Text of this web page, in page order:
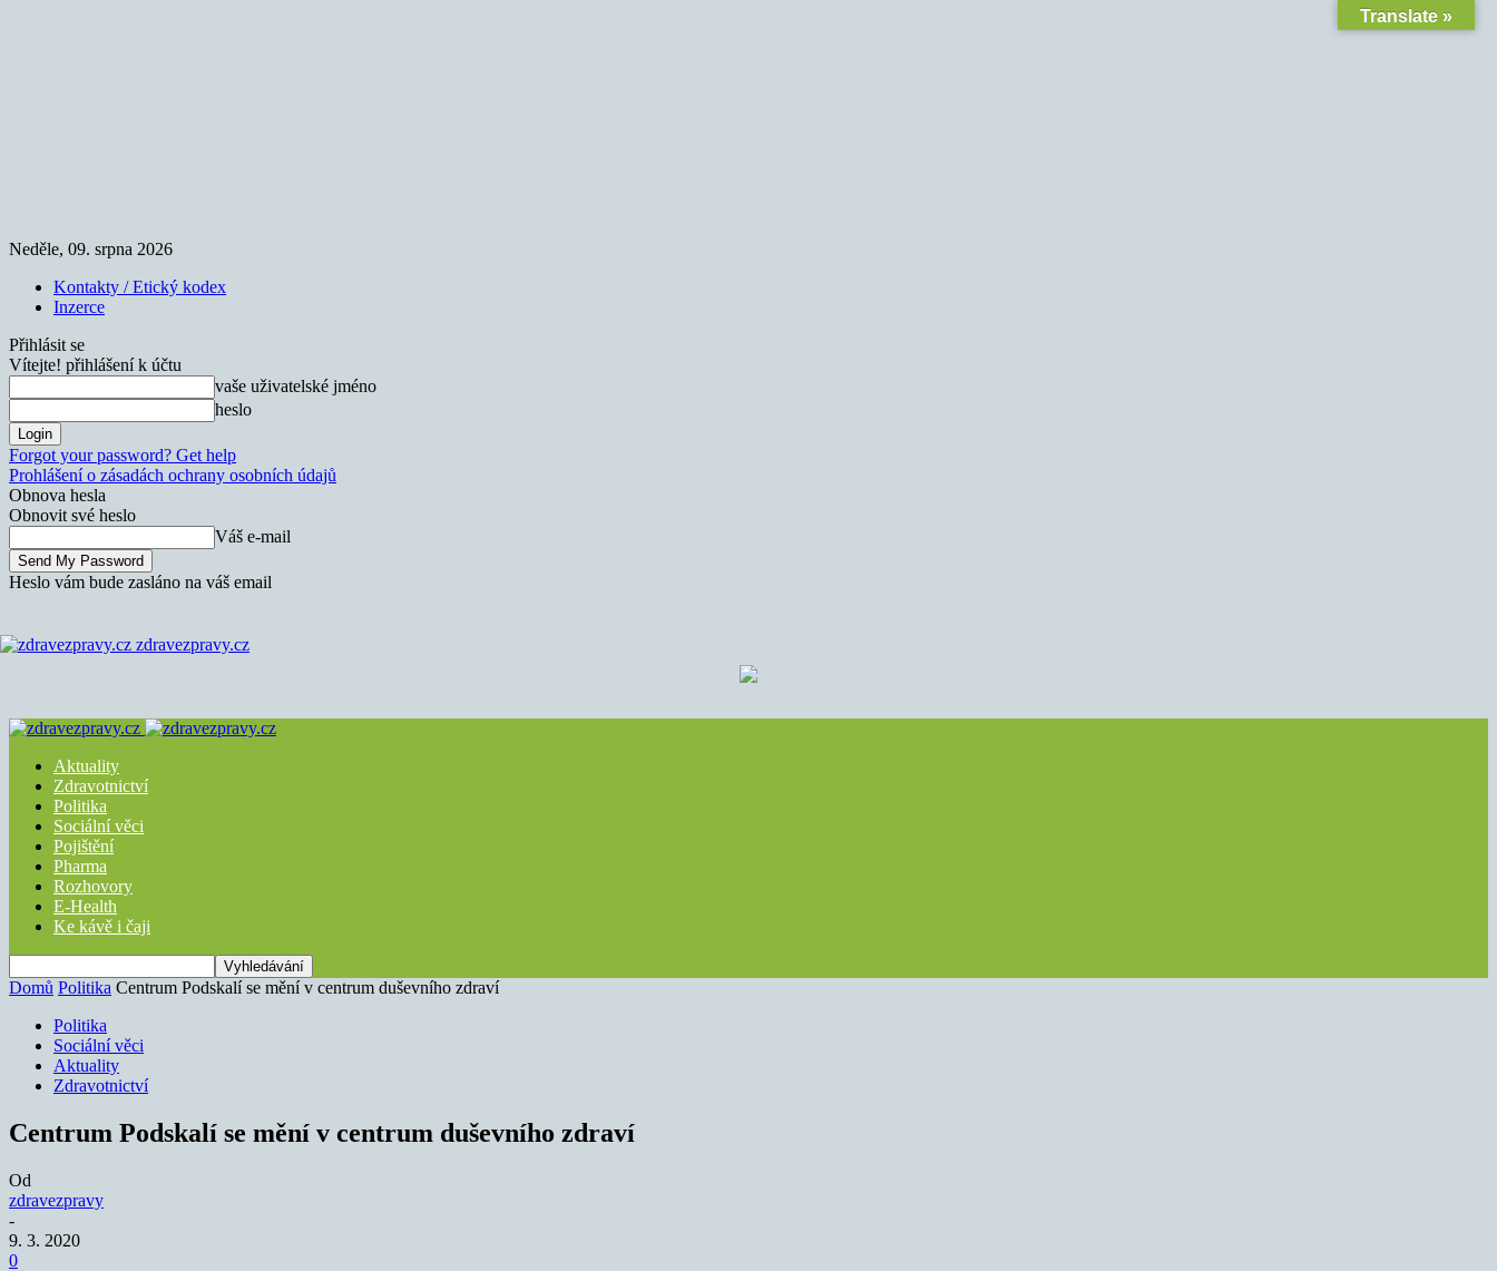
Neděle, 09. srpna 2026
Kontakty / Etický kodex
Inzerce
Přihlásit se
Vítejte! přihlášení k účtu
vaše uživatelské jméno
heslo
Forgot your password? Get help
Prohlášení o zásadách ochrany osobních údajů
Obnova hesla
Obnovit své heslo
Váš e-mail
Heslo vám bude zasláno na váš email
zdravezpravy.cz
Aktuality
Zdravotnictví
Politika
Sociální věci
Pojištění
Pharma
Rozhovory
E-Health
Ke kávě i čaji
Domů Politika Centrum Podskalí se mění v centrum duševního zdraví
Politika
Sociální věci
Aktuality
Zdravotnictví
Centrum Podskalí se mění v centrum duševního zdraví
Od
zdravezpravy
-
9. 3. 2020
0
Translate »